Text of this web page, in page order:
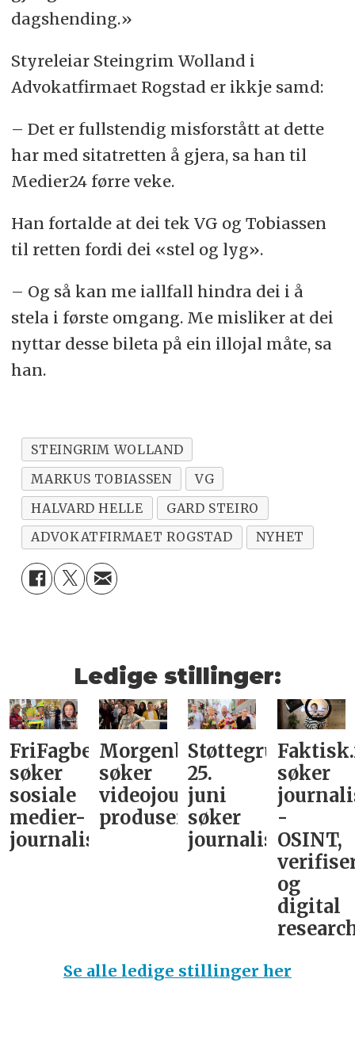
dagshending.»
Styreleiar Steingrim Wolland i
Advokatfirmaet Rogstad er ikkje samd:
– Det er fullstendig misforstått at dette
har med sitatretten å gjera, sa han til
Medier24 førre veke.
Han fortalde at dei tek VG og Tobiassen
til retten fordi dei «stel og lyg».
– Og så kan me iallfall hindra dei i å
stela i første omgang. Me misliker at dei
nyttar desse bileta på ein illojal måte, sa
han.
STEINGRIM WOLLAND
MARKUS TOBIASSEN
VG
HALVARD HELLE
GARD STEIRO
ADVOKATFIRMAET ROGSTAD
NYHET
Ledige stillinger:
FriFagbevegelse
søker
sosiale
medier-
journalist
Morgenbladet
søker
videojournalist/podkast-
produsent
Støttegruppa
25.
juni
søker
journalist
søker
-
OSINT,
og
digital
Se alle ledige stillinger her